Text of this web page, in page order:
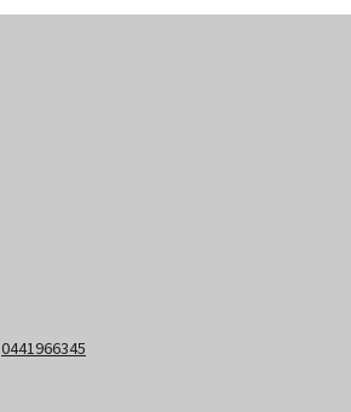
0441966345